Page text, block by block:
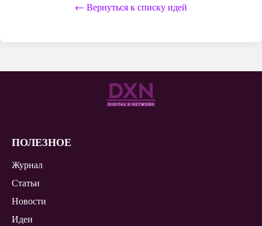
← Вернуться к списку идей
ПОЛЕЗНОЕ
Журнал
Статьи
Новости
Идеи